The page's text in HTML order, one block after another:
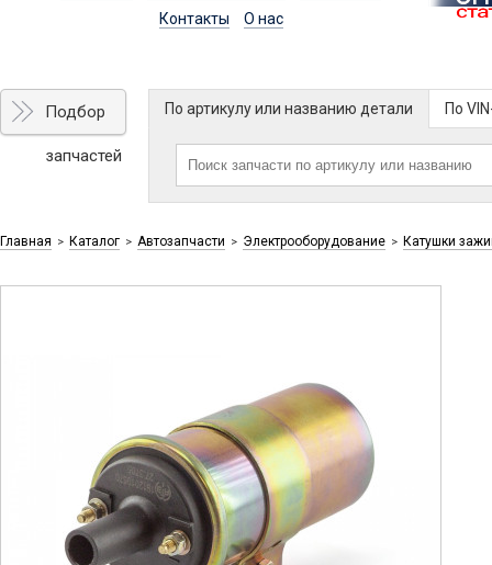
Контакты
О нас
Подбор
запчастей
По артикулу или названию детали По
Главная > Каталог > Автозапчасти > Электрооборудование > Катушки